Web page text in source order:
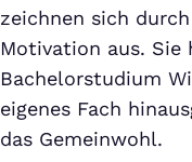
zeichnen sich
Motivation aus. Sie
Bachelorstudium
eigenes Fach
das Gemeinwohl.